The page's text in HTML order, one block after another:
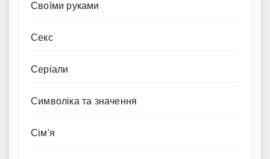
Своїми руками
Секс
Серіали
Символіка та значення
Сім'я